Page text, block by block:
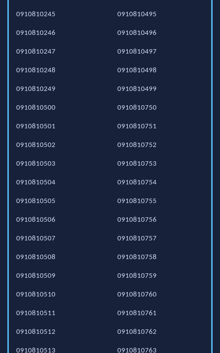
0910810245
0910810246
0910810247
0910810248
0910810249
0910810495
0910810496
0910810497
0910810498
0910810499
0910810500
0910810501
0910810502
0910810503
0910810504
0910810505
0910810506
0910810507
0910810508
0910810509
0910810510
0910810511
0910810512
0910810513
0910810750
0910810751
0910810752
0910810753
0910810754
0910810755
0910810756
0910810757
0910810758
0910810759
0910810760
0910810761
0910810762
0910810763